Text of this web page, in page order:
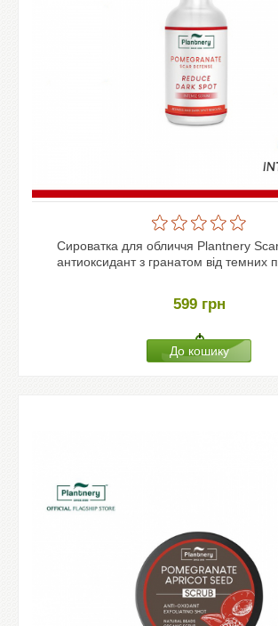
Сироватка для обличчя Plantnery
антиоксидант з гранатом від темних
599 грн